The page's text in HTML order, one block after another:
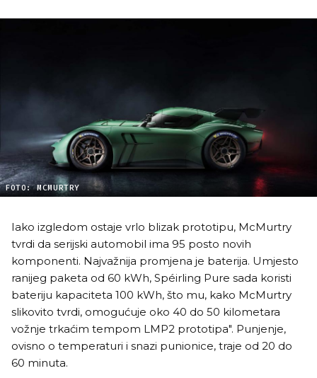
FOTO: MCMURTRY
Iako izgledom ostaje vrlo blizak prototipu, McMurtry
tvrdi da serijski automobil ima 95 posto novih
komponenti. Najvažnija promjena je baterija. Umjesto
ranijeg paketa od 60 kWh, Spéirling Pure sada koristi
bateriju kapaciteta 100 kWh, što mu, kako McMurtry
slikovito tvrdi, omogućuje oko 40 do 50 kilometara
vožnje trkaćim tempom LMP2 prototipa". Punjenje,
ovisno o temperaturi i snazi punionice, traje od 20 do
60 minuta.